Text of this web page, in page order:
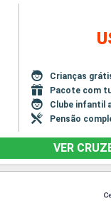
Crianças
Pacote com
Clube infantil
Pensão
VER